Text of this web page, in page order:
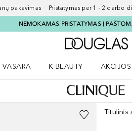
pakavimas Pristatymas per 1 - 2 darbo
NEMOKAMAS PRISTATYMAS Į
Į
K-BEAUTY
AKCIJOS
Titulinis